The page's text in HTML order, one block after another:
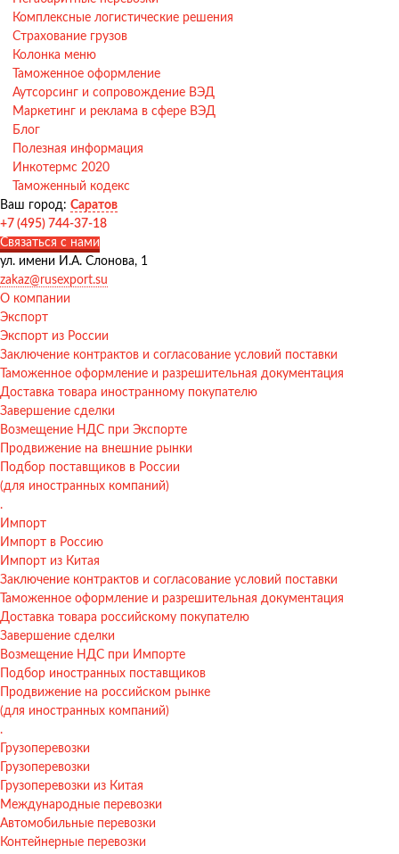
Комплексные логистические решения
Страхование грузов
Колонка меню
Таможенное оформление
Аутсорсинг и сопровождение ВЭД
Маркетинг и реклама в сфере ВЭД
Блог
Полезная информация
Инкотермс 2020
Таможенный кодекс
Ваш город: Саратов
+7 (495) 744-37-18
Связаться с нами
ул. имени И.А. Слонова, 1
zakaz@rusexport.su
О компании
Экспорт
Экспорт из России
Заключение контрактов и согласование условий поставки
Таможенное оформление и разрешительная документация
Доставка товара иностранному покупателю
Завершение сделки
Возмещение НДС при Экспорте
Продвижение на внешние рынки
Подбор поставщиков в России
(для иностранных компаний)
.
Импорт
Импорт в Россию
Импорт из Китая
Заключение контрактов и согласование условий поставки
Таможенное оформление и разрешительная документация
Доставка товара российскому покупателю
Завершение сделки
Возмещение НДС при Импорте
Подбор иностранных поставщиков
Продвижение на российском рынке
(для иностранных компаний)
.
Грузоперевозки
Грузоперевозки
Грузоперевозки из Китая
Международные перевозки
Автомобильные перевозки
Контейнерные перевозки